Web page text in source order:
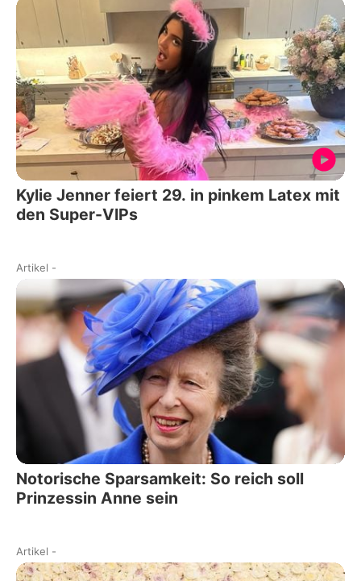
Kylie Jenner feiert 29. in pinkem Latex mit
den Super-VIPs
Artikel -
Notorische Sparsamkeit: So reich soll
Prinzessin Anne sein
Artikel -